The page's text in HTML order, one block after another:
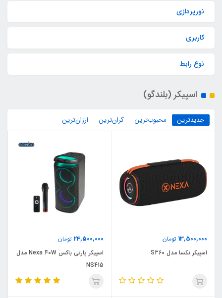
نورپردازی
کاربری
نوع رابط
اسپیکر (بلندگو)
جدیدترین محبوب‌ترین گران‌ترین ارزان‌ترین
13,500,000 تومان
اسپیکر نکسا مدل S360
24,500,000 تومان
اسپیکر پارتی باکس Nexa 40W مدل
NS415